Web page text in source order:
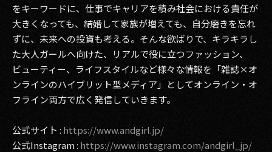
をキーワードに、仕事でキャリアを積み社会における責任が
大きくなっても、結婚して家族が増えても、自分磨きを忘れ
ずに、未来への投資も考える。そんな欲ばりで、キラキラし
た大人ガールへ向けた、リアルで役に立つファッション、
ビューティー、ライフスタイルなど様々な情報を「雑誌×オ
ンラインのハイブリット型メディア」としてオンライン・オ
フライン両方で広く発信していきます。
公式サイト : https://www.andgirl.jp/
公式Instagram : https://www.instagram.com/andgirl_jp/